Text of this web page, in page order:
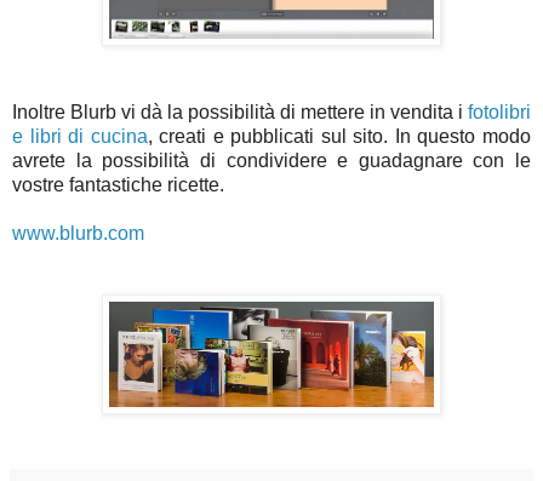
Inoltre Blurb vi dà la possibilità di mettere in vendita i fotolibri
e libri di cucina, creati e pubblicati sul sito. In questo modo
avrete la possibilità di condividere e guadagnare con le
vostre fantastiche ricette.
www.blurb.com